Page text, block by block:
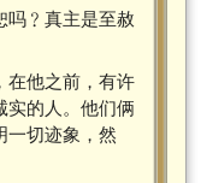
吗﹖真主是至赦
在他之前，有许
实的人。他们俩
一切迹象，然